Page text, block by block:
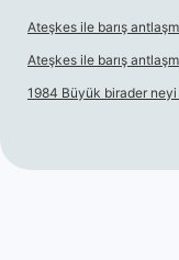
Ateşkes ile barış
Ateşkes ile barış
1984 Büyük birader